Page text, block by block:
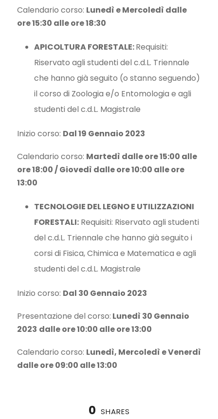
Calendario corso: Lunedì e Mercoledì dalle
ore 15:30 alle ore 18:30
APICOLTURA FORESTALE:Requisiti:
Riservato agli studenti del c.d.L. Triennale
che hanno già seguito (o stanno seguendo)
il corso di Zoologia e/o Entomologia e agli
studenti del c.d.L. Magistrale
Inizio corso: Dal 19 Gennaio 2023
Calendario corso: Martedì dalle ore 15:00 alle
ore 18:00 / Giovedì dalle ore 10:00 alle ore
13:00
TECNOLOGIE DEL LEGNO E UTILIZZAZIONI
FORESTALI: Requisiti: Riservato agli studenti
del c.d.L. Triennale che hanno già seguito i
corsi di Fisica, Chimica e Matematica e agli
studenti del c.d.L. Magistrale
Inizio corso: Dal 30 Gennaio 2023
Presentazione del corso: Lunedì 30 Gennaio
2023 dalle ore 10:00 alle ore 13:00
Calendario corso: Lunedì, Mercoledì e Venerdì
dalle ore 09:00 alle 13:00
0 SHARES